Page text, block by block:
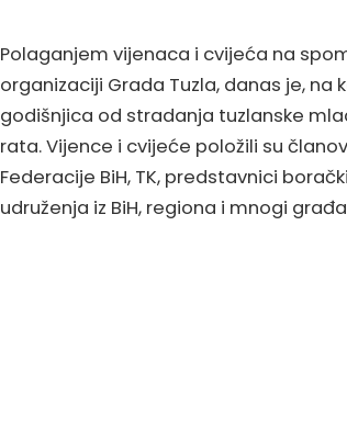
Polaganjem vijenaca i cvijeća na
organizaciji Grada Tuzla, danas je,
godišnjica od stradanja tuzlanske
rata. Vijence i cvijeće položili su
Federacije BiH, TK, predstavnici
udruženja iz BiH, regiona i mnogi